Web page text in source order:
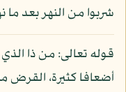
شربوا من النهر بعد
قوله تعالى: من ذا
أضعافا كثيرة، القرض